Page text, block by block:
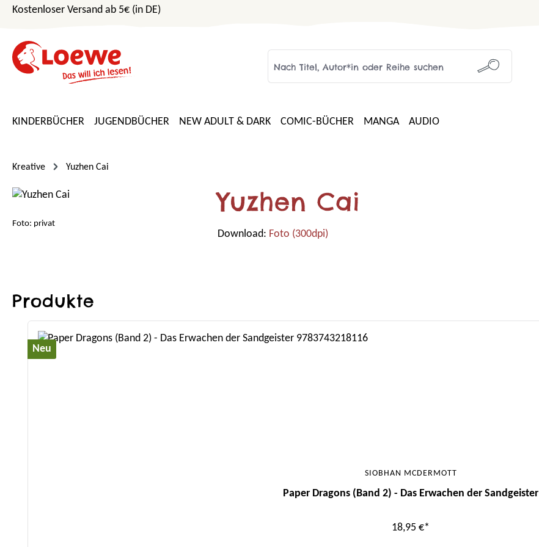
Hauptinhalt springen
Zur Suche springen
Zur Hauptnavigation springen
Kostenloser Versand ab 5€ (in DE)
KINDERBÜCHER JUGENDBÜCHER NEW ADULT & DARK COMIC-BÜCHER MANGA AUDIO
Kreative Yuzhen Cai
Foto: privat
Yuzhen Cai
Download: Foto (300dpi)
Produkte
Neu
SIOBHAN MCDERMOTT
Paper Dragons (Band 2) - Das Erwachen der Sandgeister
18,95 €*